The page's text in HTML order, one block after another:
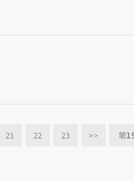
21 22 23 >> 第